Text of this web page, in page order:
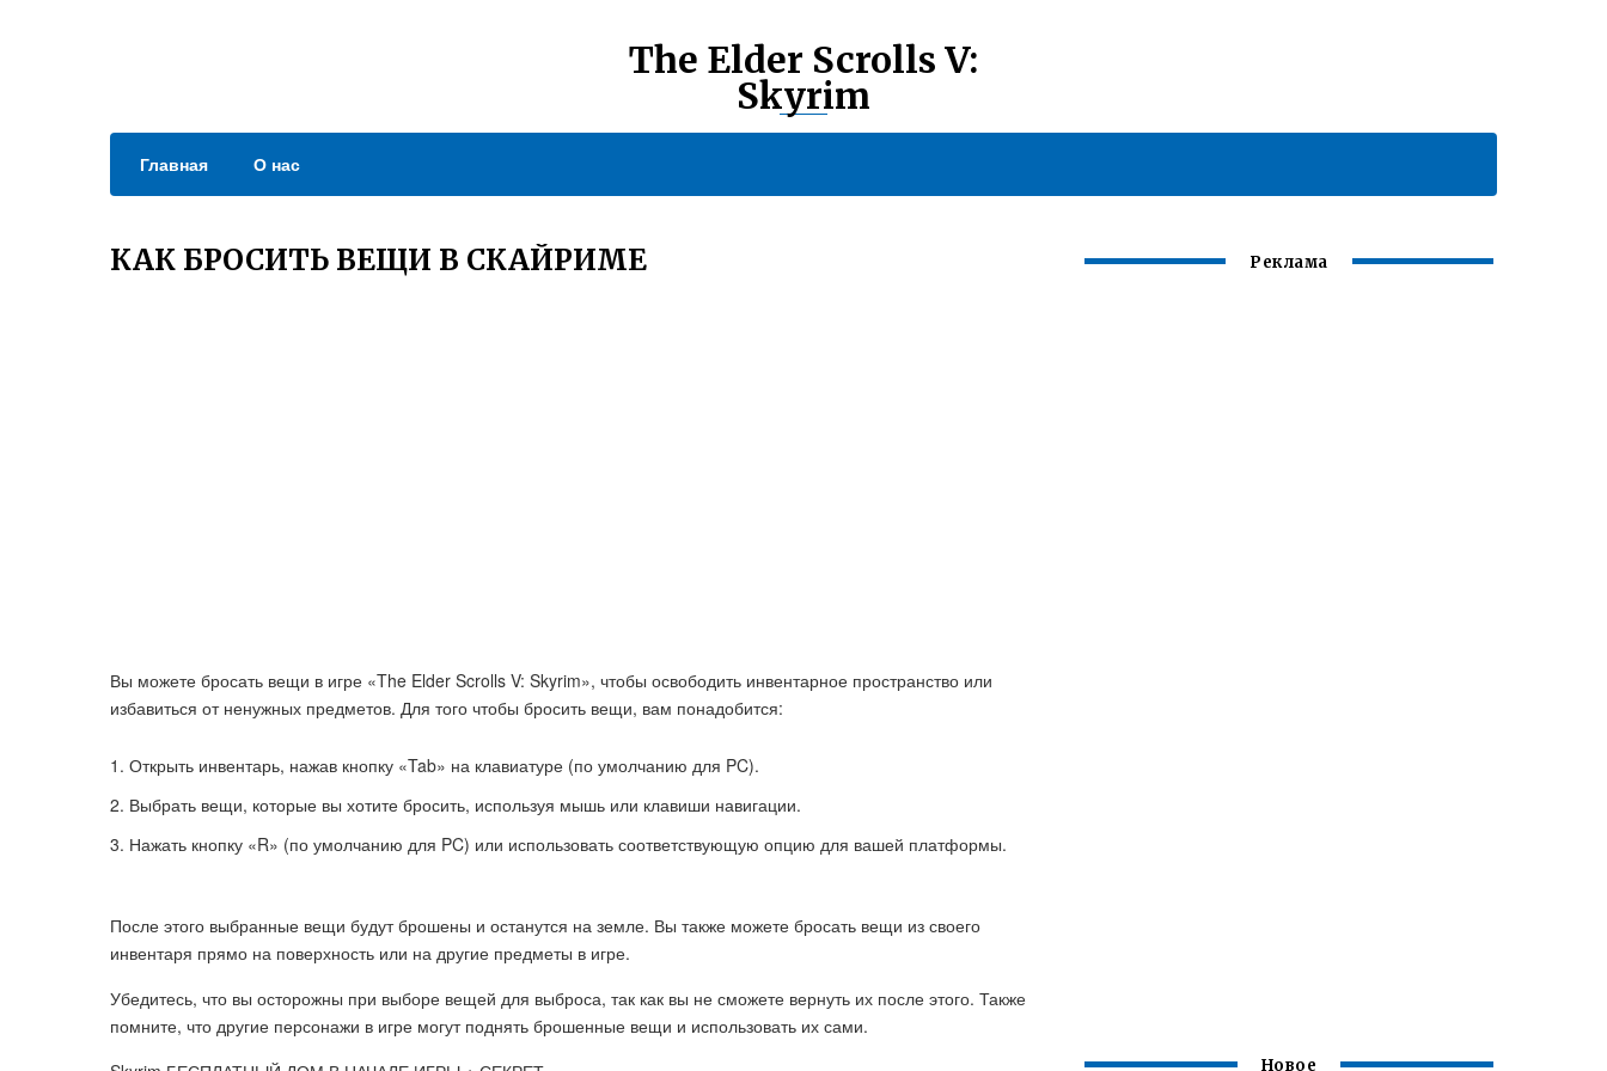
The Elder Scrolls V:
Skyrim
Главная О нас
КАК БРОСИТЬ ВЕЩИ В СКАЙРИМЕ
Вы можете бросать вещи в игре «The Elder Scrolls V: Skyrim», чтобы освободить инвентарное пространство или
избавиться от ненужных предметов. Для того чтобы бросить вещи, вам понадобится:
Открыть инвентарь, нажав кнопку «Tab» на клавиатуре (по умолчанию для PC).
Выбрать вещи, которые вы хотите бросить, используя мышь или клавиши навигации.
Нажать кнопку «R» (по умолчанию для PC) или использовать соответствующую опцию для вашей платформы.
После этого выбранные вещи будут брошены и останутся на земле. Вы также можете бросать вещи из своего
инвентаря прямо на поверхность или на другие предметы в игре.
Убедитесь, что вы осторожны при выборе вещей для выброса, так как вы не сможете вернуть их после этого. Также
помните, что другие персонажи в игре могут поднять брошенные вещи и использовать их сами.
Реклама
Новое